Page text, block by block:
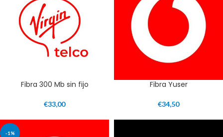
Fibra 300 Mb sin fijo
€33,00
Fibra Yuser
€34,50
-1%